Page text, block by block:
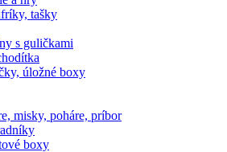
tašky
s guličkami
úložné boxy
misky, poháre, príbor
boxy